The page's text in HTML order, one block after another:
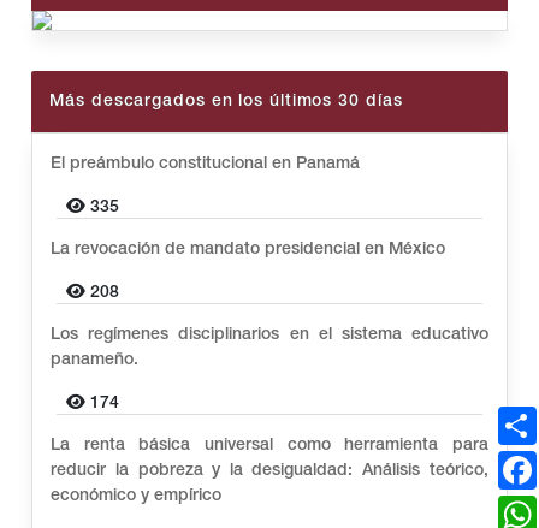
Más descargados en los últimos 30 días
El preámbulo constitucional en Panamá
335
La revocación de mandato presidencial en México
208
Los regímenes disciplinarios en el sistema educativo
panameño.
174
La renta básica universal como herramienta para
reducir la pobreza y la desigualdad: Análisis teórico,
económico y empírico